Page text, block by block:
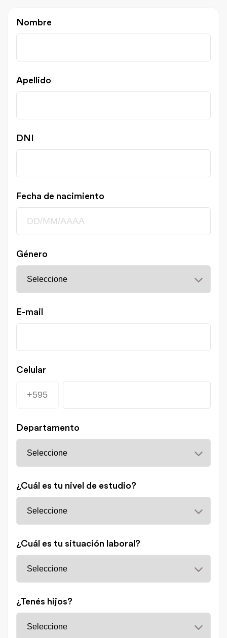
Nombre
Apellido
DNI
Fecha de nacimiento
Género
E-mail
Celular
Departamento
¿Cuál es tu nivel de estudio?
¿Cuál es tu situación laboral?
¿Tenés hijos?